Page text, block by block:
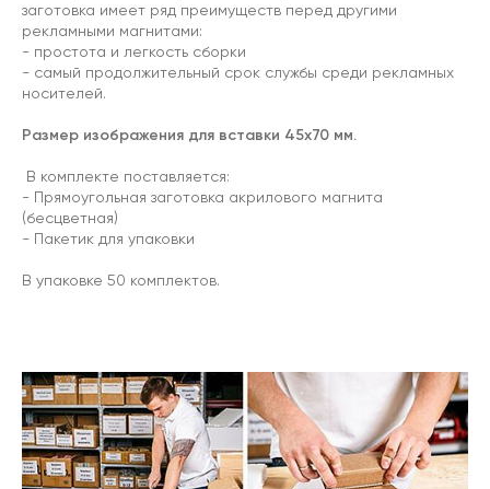
заготовка имеет ряд преимуществ перед другими
рекламными магнитами:
- простота и легкость сборки
- самый продолжительный срок службы среди рекламных
носителей.
Размер изображения для вставки 45х70 мм.
В комплекте поставляется:
- Прямоугольная заготовка акрилового магнита
(бесцветная)
- Пакетик для упаковки
В упаковке 50 комплектов.